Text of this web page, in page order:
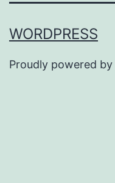
WORDPRESS
Proudly powered by